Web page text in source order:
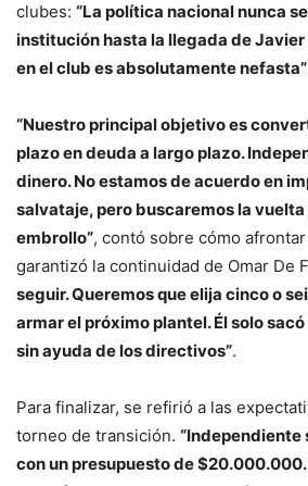
clubes: “La política nacional nunca
institución hasta la llegada de
en el club es absolutamente nefasta”
“Nuestro principal objetivo es
plazo en deuda a largo plazo.
dinero. No estamos de acuerdo en
salvataje, pero buscaremos la
embrollo”, contó sobre cómo
garantizó la continuidad de Omar De
seguir. Queremos que elija cinco o
armar el próximo plantel. Él solo
sin ayuda de los directivos”.
Para finalizar, se refirió a las
torneo de transición. “Independiente
con un presupuesto de